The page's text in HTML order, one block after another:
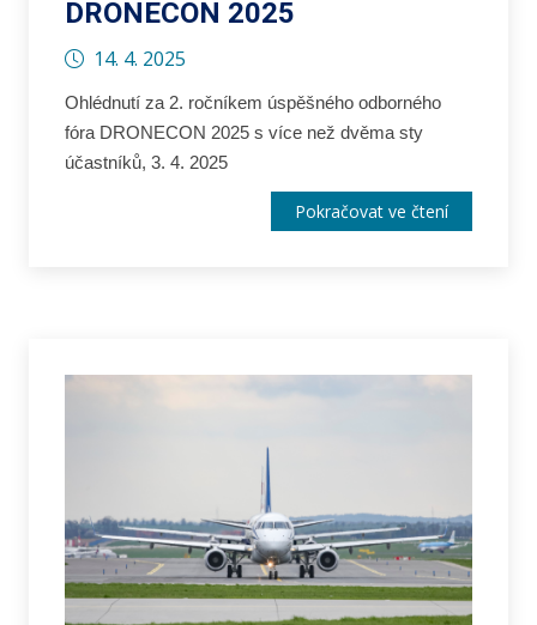
DRONECON 2025
14. 4. 2025
Ohlédnutí za 2. ročníkem úspěšného odborného
fóra DRONECON 2025 s více než dvěma sty
účastníků, 3. 4. 2025
Pokračovat ve čtení